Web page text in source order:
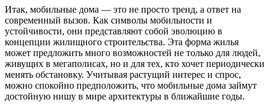
Итак, мобильные дома — это не просто тренд, а ответ на
современный вызов. Как символы мобильности и
устойчивости, они представляют собой эволюцию в
концепции жилищного строительства. Эта форма жилья
может предложить много возможностей не только для людей,
живущих в мегаполисах, но и для тех, кто хочет периодически
менять обстановку. Учитывая растущий интерес и спрос,
можно спокойно предположить, что мобильные дома займут
достойную нишу в мире архитектуры в ближайшие годы.